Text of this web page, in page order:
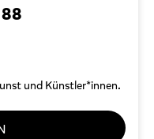
und Künstler*innen.